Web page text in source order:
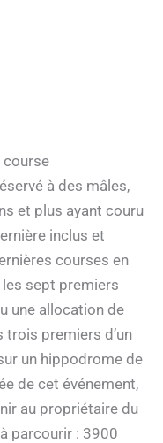
course
à des mâles,
et plus ayant couru
inclus et
courses en
sept premiers
une allocation de
premiers d’un
un hippodrome de
de cet événement,
au propriétaire du
parcourir : 3900